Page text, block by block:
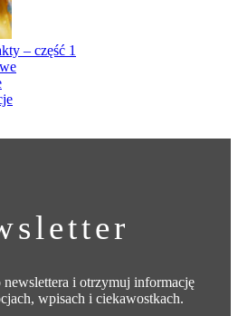
– część 1
newslettera i otrzymuj informację
wpisach i ciekawostkach.